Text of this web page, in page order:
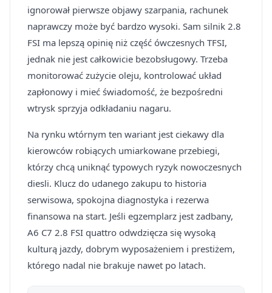
ignorował pierwsze objawy szarpania, rachunek
naprawczy może być bardzo wysoki. Sam silnik 2.8
FSI ma lepszą opinię niż część ówczesnych TFSI,
jednak nie jest całkowicie bezobsługowy. Trzeba
monitorować zużycie oleju, kontrolować układ
zapłonowy i mieć świadomość, że bezpośredni
wtrysk sprzyja odkładaniu nagaru.
Na rynku wtórnym ten wariant jest ciekawy dla
kierowców robiących umiarkowane przebiegi,
którzy chcą uniknąć typowych ryzyk nowoczesnych
diesli. Klucz do udanego zakupu to historia
serwisowa, spokojna diagnostyka i rezerwa
finansowa na start. Jeśli egzemplarz jest zadbany,
A6 C7 2.8 FSI quattro odwdzięcza się wysoką
kulturą jazdy, dobrym wyposażeniem i prestiżem,
którego nadal nie brakuje nawet po latach.